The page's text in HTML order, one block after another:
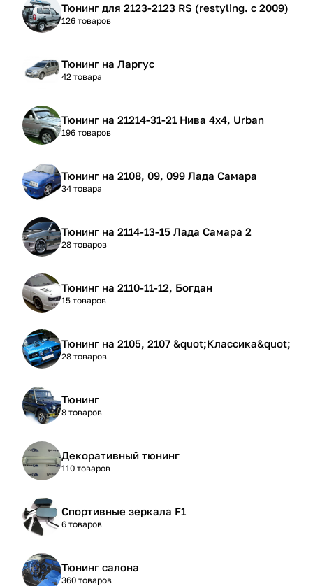
Тюнинг для 2123-2123 RS (restyling. с 2009)
126 товаров
Тюнинг на Ларгус
42 товара
Тюнинг на 21214-31-21 Нива 4х4, Urban
196 товаров
Тюнинг на 2108, 09, 099 Лада Самара
34 товара
Тюнинг на 2114-13-15 Лада Самара 2
28 товаров
Тюнинг на 2110-11-12, Богдан
15 товаров
Тюнинг на 2105, 2107 &quot;Классика&quot;
28 товаров
Тюнинг
8 товаров
Декоративный тюнинг
110 товаров
Спортивные зеркала F1
6 товаров
Тюнинг салона
360 товаров